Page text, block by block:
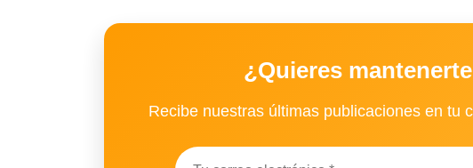
¿Quieres
Recibe nuestras últimas publicaciones en tu